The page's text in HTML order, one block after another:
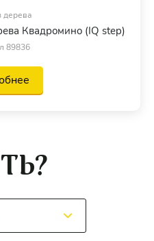
дерева
Квадромино (IQ step)
89836